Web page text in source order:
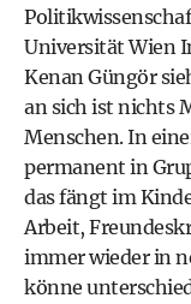
Universität Wien
Kenan Güngör
an sich ist nichts
Menschen. In
permanent in
das fängt im
Arbeit,
immer wieder in
könne